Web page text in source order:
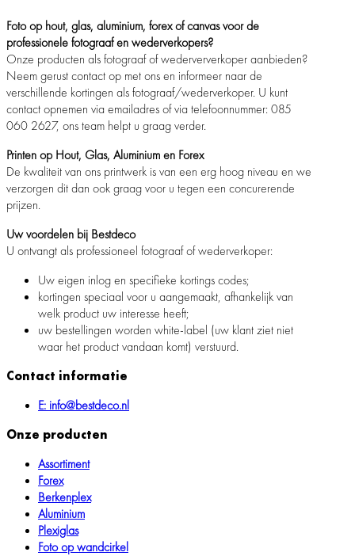
Foto op hout, glas, aluminium, forex of canvas voor de
professionele fotograaf en wederverkopers?
Onze producten als fotograaf of wederververkoper aanbieden?
Neem gerust contact op met ons en informeer naar de
verschillende kortingen als fotograaf/wederverkoper. U kunt
contact opnemen via emailadres of via telefoonnummer: 085
060 2627, ons team helpt u graag verder.
Printen op Hout, Glas, Aluminium en Forex
De kwaliteit van ons printwerk is van een erg hoog niveau en we
verzorgen dit dan ook graag voor u tegen een concurerende
prijzen.
Uw voordelen bij Bestdeco
U ontvangt als professioneel fotograaf of wederverkoper:
Uw eigen inlog en specifieke kortings codes;
kortingen speciaal voor u aangemaakt, afhankelijk van
welk product uw interesse heeft;
uw bestellingen worden white-label (uw klant ziet niet
waar het product vandaan komt) verstuurd.
Contact informatie
E: info@bestdeco.nl
Onze producten
Assortiment
Forex
Berkenplex
Aluminium
Plexiglas
Foto op wandcirkel